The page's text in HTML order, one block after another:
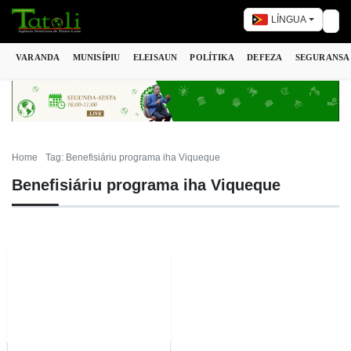
LÍNGUA
VARANDA MUNISÍPIU ELEISAUN POLÍTIKA DEFEZA SEGURANSA
Home Tag: Benefisiáriu programa iha Viqueque
Benefisiáriu programa iha Viqueque